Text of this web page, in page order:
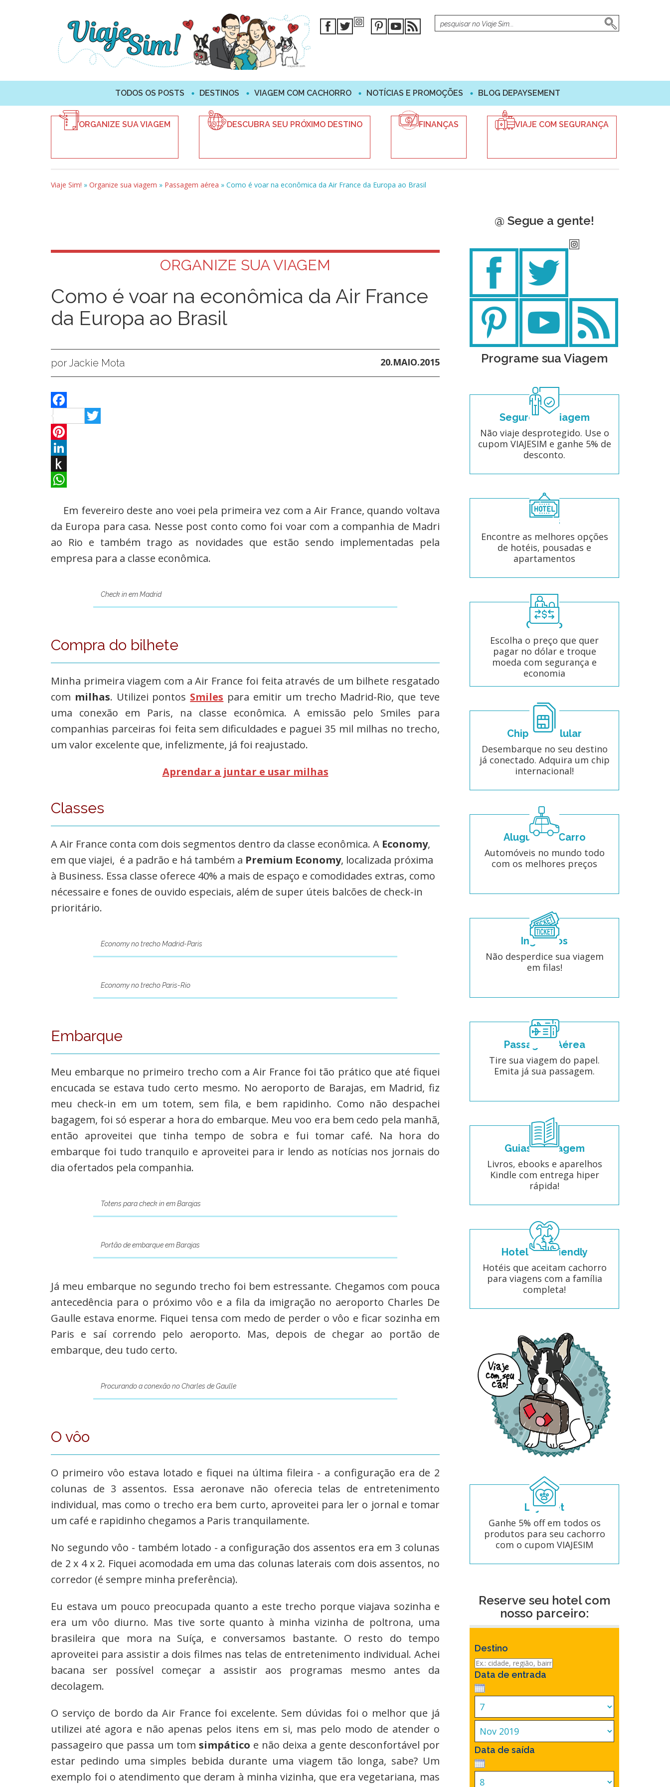
TODOS OS POSTS DESTINOS VIAGEM COM CACHORRO NOTÍCIAS E PROMOÇÕES BLOG DEPAYSEMENT
ORGANIZE SUA VIAGEM DESCUBRA SEU PRÓXIMO DESTINO FINANÇAS VIAJE COM SEGURANÇA
Viaje Sim! » Organize sua viagem » Passagem aérea » Como é voar na econômica da Air France da Europa ao Brasil
ORGANIZE SUA VIAGEM
Como é voar na econômica da Air France
da Europa ao Brasil
por Jackie Mota 20.MAIO.2015
Kindle
Em fevereiro deste ano voei pela primeira vez com a Air France, quando voltava
da Europa para casa. Nesse post conto como foi voar com a companhia de Madri
ao Rio e também trago as novidades que estão sendo implementadas pela
empresa para a classe econômica.
Check in em Madrid
Compra do bilhete
Minha primeira viagem com a Air France foi feita através de um bilhete resgatado
com milhas. Utilizei pontos Smiles para emitir um trecho Madrid-Rio, que teve
uma conexão em Paris, na classe econômica. A emissão pelo Smiles para
companhias parceiras foi feita sem dificuldades e paguei 35 mil milhas no trecho,
um valor excelente que, infelizmente, já foi reajustado.
Aprendar a juntar e usar milhas
Classes
A Air France conta com dois segmentos dentro da classe econômica. A Economy,
em que viajei, é a padrão e há também a Premium Economy, localizada próxima
à Business. Essa classe oferece 40% a mais de espaço e comodidades extras, como
nécessaire e fones de ouvido especiais, além de super úteis balcões de check-in
prioritário.
Economy no trecho Madrid-Paris
Economy no trecho Paris-Rio
Embarque
Meu embarque no primeiro trecho com a Air France foi tão prático que até fiquei
encucada se estava tudo certo mesmo. No aeroporto de Barajas, em Madrid, fiz
meu check-in em um totem, sem fila, e bem rapidinho. Como não despachei
bagagem, foi só esperar a hora do embarque. Meu voo era bem cedo pela manhã,
então aproveitei que tinha tempo de sobra e fui tomar café. Na hora do
embarque foi tudo tranquilo e aproveitei para ir lendo as notícias nos jornais do
dia ofertados pela companhia.
Totens para check in em Barajas
Portão de embarque em Barajas
Já meu embarque no segundo trecho foi bem estressante. Chegamos com pouca
antecedência para o próximo vôo e a fila da imigração no aeroporto Charles De
Gaulle estava enorme. Fiquei tensa com medo de perder o vôo e ficar sozinha em
Paris e saí correndo pelo aeroporto. Mas, depois de chegar ao portão de
embarque, deu tudo certo.
Procurando a conexão no Charles de Gaulle
O vôo
O primeiro vôo estava lotado e fiquei na última fileira - a configuração era de 2
colunas de 3 assentos. Essa aeronave não oferecia telas de entretenimento
individual, mas como o trecho era bem curto, aproveitei para ler o jornal e tomar
um café e rapidinho chegamos a Paris tranquilamente.
No segundo vôo - também lotado - a configuração dos assentos era em 3 colunas
de 2 x 4 x 2. Fiquei acomodada em uma das colunas laterais com dois assentos, no
corredor (é sempre minha preferência).
Eu estava um pouco preocupada quanto a este trecho porque viajava sozinha e
era um vôo diurno. Mas tive sorte quanto à minha vizinha de poltrona, uma
brasileira que mora na Suíça, e conversamos bastante. O resto do tempo
aproveitei para assistir a dois filmes nas telas de entretenimento individual. Achei
bacana ser possível começar a assistir aos programas mesmo antes da
decolagem.
O serviço de bordo da Air France foi excelente. Sem dúvidas foi o melhor que já
utilizei até agora e não apenas pelos itens em si, mas pelo modo de atender o
passageiro que passa um tom simpático e não deixa a gente desconfortável por
estar pedindo uma simples bebida durante uma viagem tão longa, sabe? Um
exemplo foi o atendimento que deram à minha vizinha, que era vegetariana, mas
@ Segue a gente!
Programe sua Viagem
Seguro de Viagem
Não viaje desprotegido. Use o
cupom VIAJESIM e ganhe 5% de
desconto.
Hotéis
Encontre as melhores opções
de hotéis, pousadas e
apartamentos
Câmbio
Escolha o preço que quer
pagar no dólar e troque
moeda com segurança e
economia
Chip de Celular
Desembarque no seu destino
já conectado. Adquira um chip
internacional!
Aluguel de Carro
Automóveis no mundo todo
com os melhores preços
Ingressos
Não desperdice sua viagem
em filas!
Passagem Aérea
Tire sua viagem do papel.
Emita já sua passagem.
Guias de viagem
Livros, ebooks e aparelhos
Kindle com entrega hiper
rápida!
Hotel Pet Friendly
Hotéis que aceitam cachorro
para viagens com a família
completa!
Loja Pet
Ganhe 5% off em todos os
produtos para seu cachorro
com o cupom VIAJESIM
Reserve seu hotel com
nosso parceiro:
Destino
Data de entrada
Data de saída